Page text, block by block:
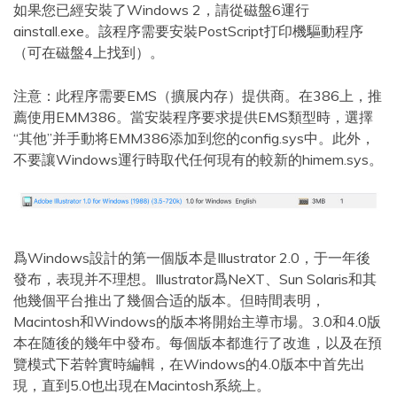
如果您已經安裝了Windows 2，請從磁盤6運行
ainstall.exe。該程序需要安裝PostScript打印機驅動程序
（可在磁盤4上找到）。
注意：此程序需要EMS（擴展内存）提供商。在386上，推
薦使用EMM386。當安裝程序要求提供EMS類型時，選擇
“其他”并手動将EMM386添加到您的config.sys中。此外，
不要讓Windows運行時取代任何現有的較新的himem.sys。
爲Windows設計的第一個版本是Illustrator 2.0，于一年後
發布，表現并不理想。Illustrator爲NeXT、Sun Solaris和其
他幾個平台推出了幾個合适的版本。但時間表明，
Macintosh和Windows的版本将開始主導市場。3.0和4.0版
本在随後的幾年中發布。每個版本都進行了改進，以及在預
覽模式下若幹實時編輯，在Windows的4.0版本中首先出
現，直到5.0也出現在Macintosh系統上。